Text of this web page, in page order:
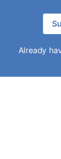
Already